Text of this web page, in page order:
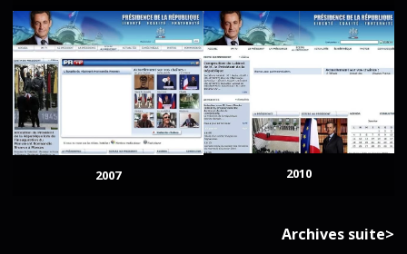
2007 2010
Archives suite>